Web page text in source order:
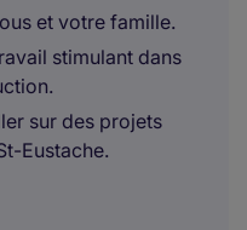
et votre famille.
stimulant dans
sur des projets
Eustache.